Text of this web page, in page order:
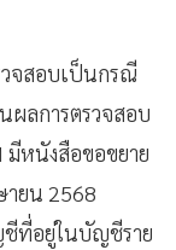
วจสอบเป็นกรณี
ผลการตรวจสอบ
มีหนังสือขอขยาย
ายน 2568
ชีที่อยู่ในบัญชีราย